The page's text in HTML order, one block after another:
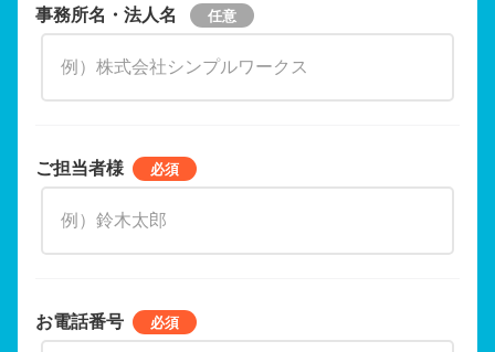
事務所名・法人名
ご担当者様
お電話番号